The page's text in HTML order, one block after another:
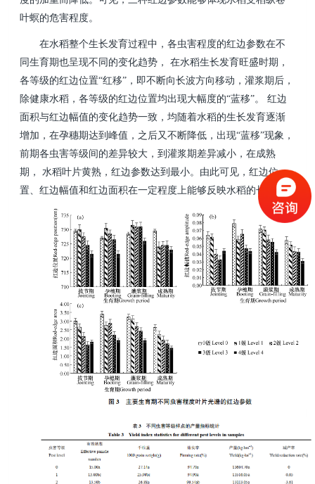
叶螟的危害程度。
在水稻整个生长发育过程中，各虫害程度的红边参数在不
同生育期也呈现不同的变化趋势，
在水稻生长发育旺盛时期，
各等级的红边位置“红移”，即不断向长波方向移动，灌浆期后，
除健康水稻，各等级的红边位置均出现大幅度的“蓝移”。
红边
面积与红边幅值的变化趋势一致，均随着水稻的生长发育逐渐
增加，在孕穗期达到峰值，之后又不断降低，出现“蓝移”现象，
前期各虫害等级间的差异较大，到灌浆期差异减小，在成熟
期，
水稻叶片黄熟，红边参数达到最小。由此可见，红边位
置、红边幅值和红边面积在一定程度上能够反映水稻的长势。